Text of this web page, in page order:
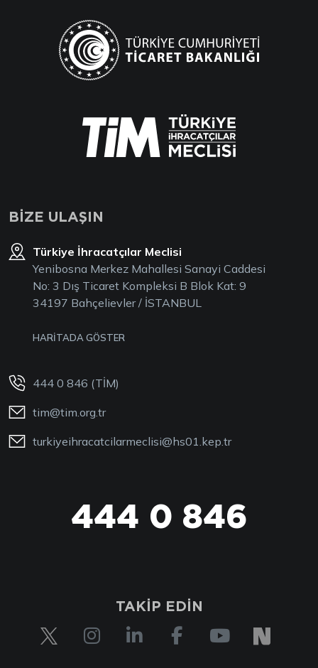
BİZE ULAŞIN
Türkiye İhracatçılar Meclisi
Yenibosna Merkez Mahallesi Sanayi Caddesi
No: 3 Dış Ticaret Kompleksi B Blok Kat: 9
34197 Bahçelievler / İSTANBUL
HARİTADA GÖSTER
444 0 846 (TİM)
tim@tim.org.tr
turkiyeihracatcilarmeclisi@hs01.kep.tr
444 0 846
444 0 TİM
TAKİP EDİN